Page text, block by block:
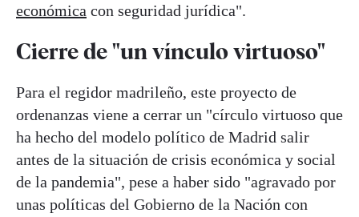
económica con seguridad jurídica".
Cierre de "un vínculo virtuoso"
Para el regidor madrileño, este proyecto de
ordenanzas viene a cerrar un "círculo virtuoso que
ha hecho del modelo político de Madrid salir
antes de la situación de crisis económica y social
de la pandemia", pese a haber sido "agravado por
unas políticas del Gobierno de la Nación con